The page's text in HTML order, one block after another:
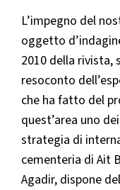
L’impegno del
oggetto
2010 della rivista,
resoconto
che ha fatto del
quest’area uno
strategia di
cementeria di Ait
Agadir, dispone